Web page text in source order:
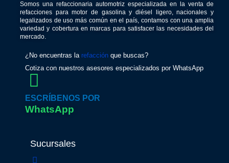
Somos una refaccionaria automotriz especializada en la venta de
refacciones para motor de gasolina y diésel ligero, nacionales y
legalizados de uso más común en el país, contamos con una amplia
variedad y cobertura en marcas para satisfacer las necesidades del
mercado.
¿No encuentras la refacción que buscas?
Cotiza con nuestros asesores especializados por WhatsApp
ESCRÍBENOS POR
WhatsApp
Sucursales